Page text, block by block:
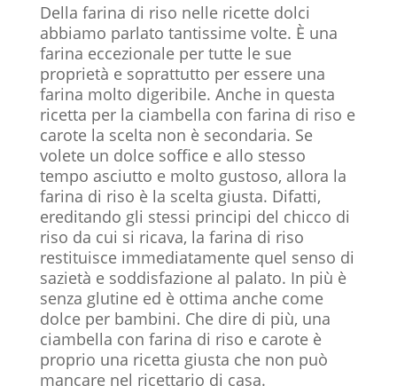
Della farina di riso nelle ricette dolci
abbiamo parlato tantissime volte. È una
farina eccezionale per tutte le sue
proprietà e soprattutto per essere una
farina molto digeribile. Anche in questa
ricetta per la ciambella con farina di riso e
carote la scelta non è secondaria. Se
volete un dolce soffice e allo stesso
tempo asciutto e molto gustoso, allora la
farina di riso è la scelta giusta. Difatti,
ereditando gli stessi principi del chicco di
riso da cui si ricava, la farina di riso
restituisce immediatamente quel senso di
sazietà e soddisfazione al palato. In più è
senza glutine ed è ottima anche come
dolce per bambini. Che dire di più, una
ciambella con farina di riso e carote è
proprio una ricetta giusta che non può
mancare nel ricettario di casa.